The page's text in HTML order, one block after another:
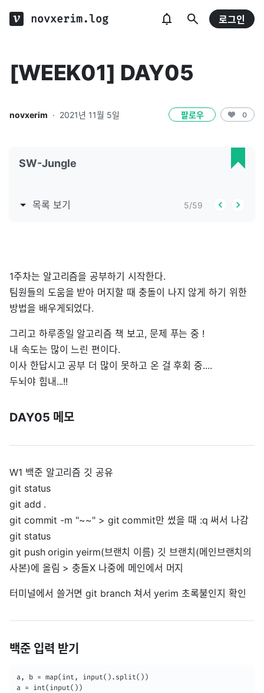
novxerim.log 로그인
[WEEK01] DAY05
novxerim · 2021년 11월 5일 팔로우 0
SW-Jungle
목록 보기 5/59
1주차는 알고리즘을 공부하기 시작한다.
팀원들의 도움을 받아 머지할 때 충돌이 나지 않게 하기 위한
방법을 배우게되었다.
그리고 하루종일 알고리즘 책 보고, 문제 푸는 중 !
내 속도는 많이 느린 편이다.
이사 한답시고 공부 더 많이 못하고 온 걸 후회 중....
두뇌야 힘내...!!
DAY05 메모
W1 백준 알고리즘 깃 공유
git status
git add .
git commit -m "~~" > git commit만 썼을 때 :q 써서 나감
git status
git push origin yeirm(브랜치 이름) 깃 브랜치(메인브랜치의
사본)에 올림 > 충돌X 나중에 메인에서 머지
터미널에서 쓸거면 git branch 쳐서 yerim 초록불인지 확인
백준 입력 받기
a, b = map(int, input().split())
a = int(input())